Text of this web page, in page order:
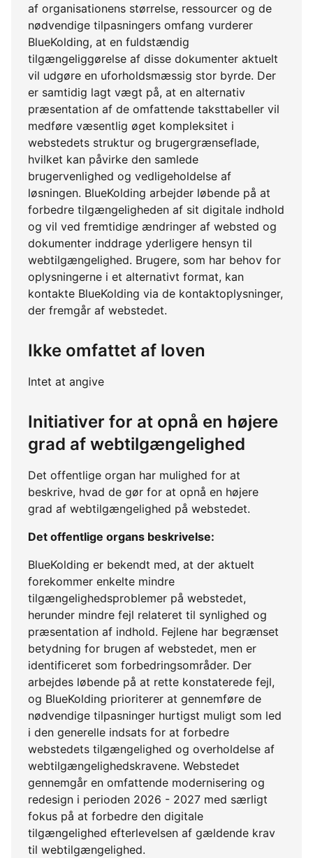
af organisationens størrelse, ressourcer og de
nødvendige tilpasningers omfang vurderer
BlueKolding, at en fuldstændig
tilgængeliggørelse af disse dokumenter aktuelt
vil udgøre en uforholdsmæssig stor byrde. Der
er samtidig lagt vægt på, at en alternativ
præsentation af de omfattende taksttabeller vil
medføre væsentlig øget kompleksitet i
webstedets struktur og brugergrænseflade,
hvilket kan påvirke den samlede
brugervenlighed og vedligeholdelse af
løsningen. BlueKolding arbejder løbende på at
forbedre tilgængeligheden af sit digitale indhold
og vil ved fremtidige ændringer af websted og
dokumenter inddrage yderligere hensyn til
webtilgængelighed. Brugere, som har behov for
oplysningerne i et alternativt format, kan
kontakte BlueKolding via de kontaktoplysninger,
der fremgår af webstedet.
Ikke omfattet af loven
Intet at angive
Initiativer for at opnå en højere
grad af webtilgængelighed
Det offentlige organ har mulighed for at
beskrive, hvad de gør for at opnå en højere
grad af webtilgængelighed på webstedet.
Det offentlige organs beskrivelse:
BlueKolding er bekendt med, at der aktuelt
forekommer enkelte mindre
tilgængelighedsproblemer på webstedet,
herunder mindre fejl relateret til synlighed og
præsentation af indhold. Fejlene har begrænset
betydning for brugen af webstedet, men er
identificeret som forbedringsområder. Der
arbejdes løbende på at rette konstaterede fejl,
og BlueKolding prioriterer at gennemføre de
nødvendige tilpasninger hurtigst muligt som led
i den generelle indsats for at forbedre
webstedets tilgængelighed og overholdelse af
webtilgængelighedskravene. Webstedet
gennemgår en omfattende modernisering og
redesign i perioden 2026 - 2027 med særligt
fokus på at forbedre den digitale
tilgængelighed efterlevelsen af gældende krav
til webtilgængelighed.